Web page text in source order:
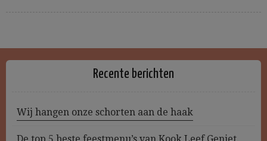
Recente berichten
Wij hangen onze schorten aan de haak